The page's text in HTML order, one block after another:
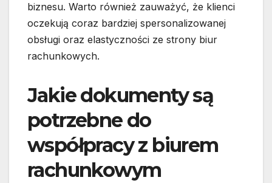
biznesu. Warto również zauważyć, że klienci
oczekują coraz bardziej spersonalizowanej
obsługi oraz elastyczności ze strony biur
rachunkowych.
Jakie dokumenty są
potrzebne do
współpracy z biurem
rachunkowym